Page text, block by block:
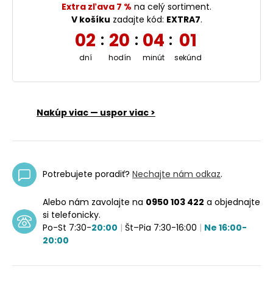
Extra zľava 7 % na celý sortiment.
V košíku zadajte kód: EXTRA7.
02
dní
: 20
hodín
: 04
minút
: 00
sekúnd
Nakúp viac — uspor viac >
Potrebujete poradiť? Nechajte nám odkaz.
Alebo nám zavolajte na 0950 103 422 a objednajte
si telefonicky.
Po-St 7:30-20:00 | Št–Pia 7:30-16:00 | Ne 16:00-
20:00